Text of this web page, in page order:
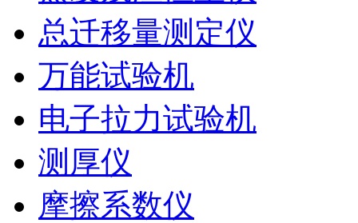
总迁移量测定仪
万能试验机
电子拉力试验机
测厚仪
摩擦系数仪